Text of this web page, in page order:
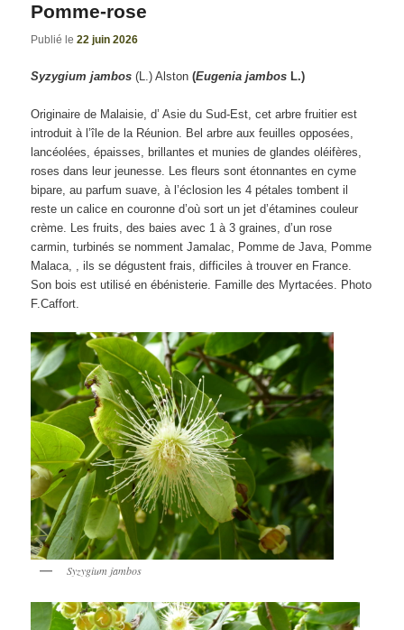
Pomme-rose
Publié le22 juin 2026
Syzygium jambos(L.) Alston(Eugenia jambos L.)
Originaire de Malaisie, d’ Asie du Sud-Est, cet arbre fruitier est
introduit à l’île de la Réunion. Bel arbre aux feuilles opposées,
lancéolées, épaisses, brillantes et munies de glandes oléifères,
roses dans leur jeunesse. Les fleurs sont étonnantes en cyme
bipare, au parfum suave, à l’éclosion les 4 pétales tombent il
reste un calice en couronne d’où sort un jet d’étamines couleur
crème. Les fruits, des baies avec 1 à 3 graines, d’un rose
carmin, turbinés se nomment Jamalac, Pomme de Java, Pomme
Malaca, , ils se dégustent frais, difficiles à trouver en France.
Son bois est utilisé en ébénisterie. Famille des Myrtacées. Photo
F.Caffort.
Syzygium jambos